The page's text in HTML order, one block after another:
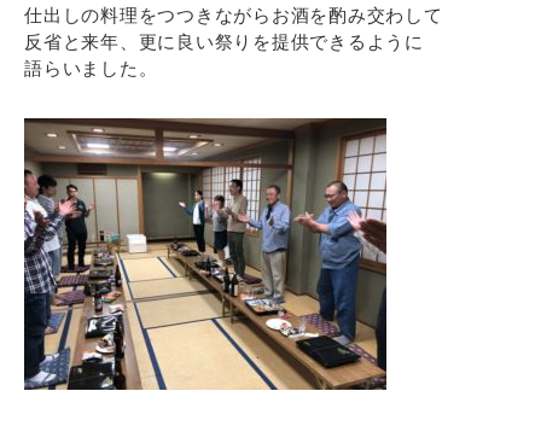
仕出しの料理をつつきながらお酒を酌み交わして
反省と来年、更に良い祭りを提供できるように
語らいました。